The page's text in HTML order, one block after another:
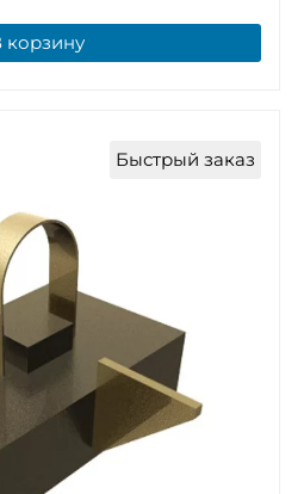
корзину
Быстрый заказ